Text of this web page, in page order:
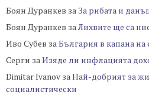
Боян Дуранкев за За рибата и
Боян Дуранкев заЛихвите ще са
Иво Субев за България в капана на
Серги за Изяде ли инфлацията
Dimitar Ivanov за Най-добрият за
социалистически